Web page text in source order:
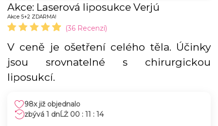
Akce: Laserová liposukce Verjú
Akce 5+2 ZDARMA!
(36 Recenzí)
V ceně je ošetření celého těla. Účinky
jsou srovnatelné s chirurgickou
liposukcí.
98x již objednalo
1 dnĹŻ 00 : 11 : 13